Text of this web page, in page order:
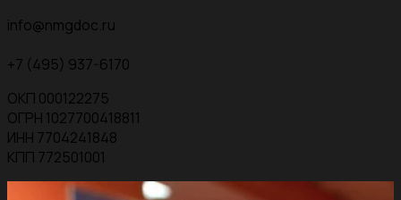
info@nmgdoc.ru
+7 (495) 937-6170
ОКП 000122275
ОГРН 1027700418811
ИНН 7704241848
КПП 772501001